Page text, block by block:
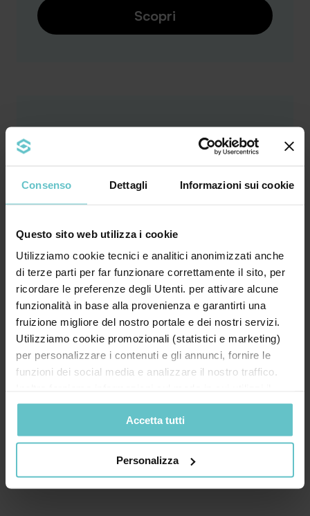
Consenso Dettagli Informazioni sui cookie
Questo sito web utilizza i cookie
Utilizziamo cookie tecnici e analitici anonimizzati anche
di terze parti per far funzionare correttamente il sito, per
ricordare le preferenze degli Utenti. per attivare alcune
funzionalità in base alla provenienza e garantirti una
fruizione migliore del nostro portale e dei nostri servizi.
Utilizziamo cookie promozionali (statistici e marketing)
per personalizzare i contenuti e gli annunci, fornire le
funzioni dei social media e analizzare il nostro traffico.
nostro sito ai nostri partner che si occupano di analisi dei
dati web, pubblicità e social media, i quali potrebbero
combinarle con altre informazioni che hai fornito loro o
che hanno raccolto in base al tuo utilizzo dei loro servizi.
cookie potranno essere implementati ad esclusione di
Accetta tutti
Personalizza
Scopri
L. 62_18.05.2012 e ss.mm.ii.
legalità
Fondi disponibili
Modulistica
Entità agevolazioni
Procedura
Sempre aperta la possibilità di richiedere il
rating